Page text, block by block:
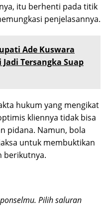
itu berhenti pada titik
penjelasannya.
Ade Kuswara
Tersangka Suap
hukum yang mengikat
kliennya tidak bisa
pidana. Namun, bola
untuk membuktikan
berikutnya.
Pilih saluran